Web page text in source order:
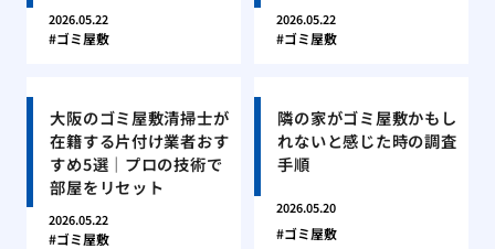
2026.05.22
ゴミ屋敷
2026.05.22
ゴミ屋敷
大阪のゴミ屋敷清掃士が
在籍する片付け業者おす
すめ5選｜プロの技術で
部屋をリセット
2026.05.22
ゴミ屋敷
隣の家がゴミ屋敷かもし
れないと感じた時の調査
手順
2026.05.20
ゴミ屋敷